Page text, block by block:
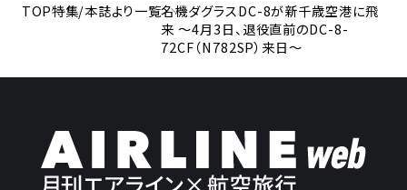
TOP特集/本誌より一覧名機ダグラスDC-8が新千歳空港に飛
来 〜4月3日、退役直前のDC-8-
72CF（N782SP）来日〜